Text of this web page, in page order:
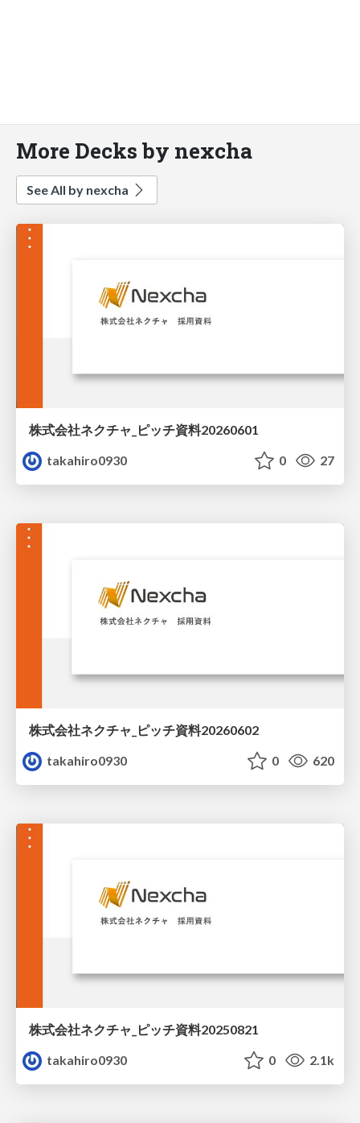
More Decks by nexcha
See All by nexcha
株式会社ネクチャ_ピッチ資料20260601
takahiro0930
0 27
株式会社ネクチャ_ピッチ資料20260602
takahiro0930
0 620
株式会社ネクチャ_ピッチ資料20250821
takahiro0930
0 2.1k